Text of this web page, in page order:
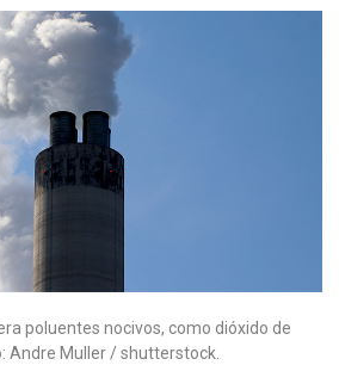
poluentes nocivos, como dióxido de
Andre Muller / shutterstock.